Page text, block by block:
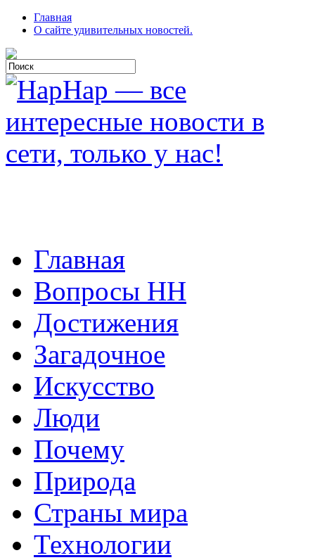
Главная
О сайте удивительных новостей.
Главная
Вопросы HH
Достижения
Загадочное
Искусство
Люди
Почему
Природа
Страны мира
Технологии